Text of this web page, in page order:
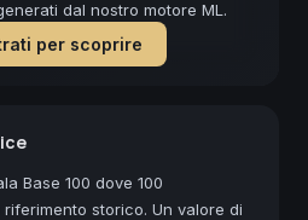
dal nostro motore ML.
per scoprire
Base 100 dove 100
storico. Un valore di